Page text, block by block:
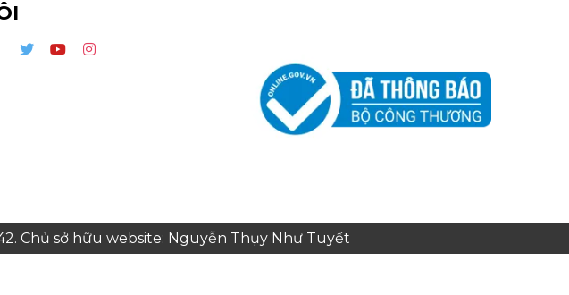
Chủ sở hữu website: Nguyễn Thụy Như Tuyết